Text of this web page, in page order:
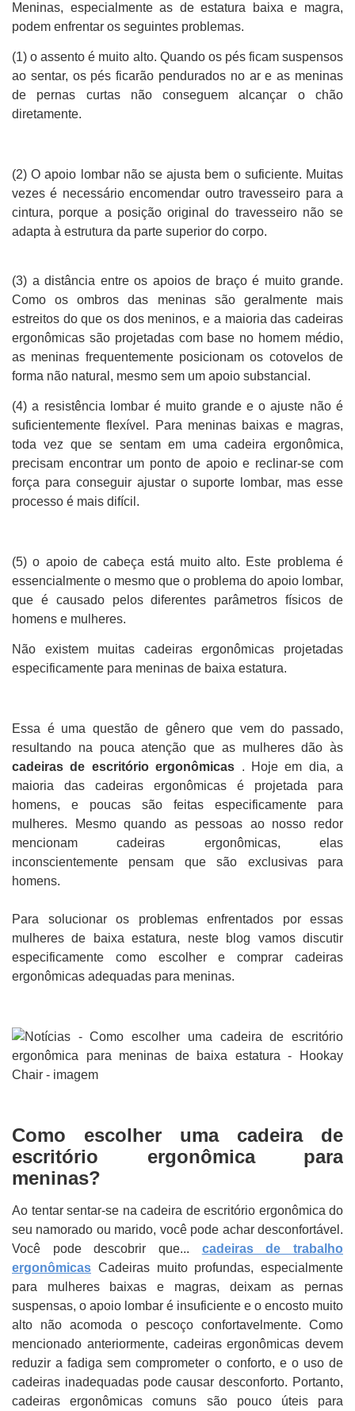
Meninas, especialmente as de estatura baixa e magra,
podem enfrentar os seguintes problemas.
(1) o assento é muito alto. Quando os pés ficam suspensos
ao sentar, os pés ficarão pendurados no ar e as meninas
de pernas curtas não conseguem alcançar o chão
diretamente.
(2) O apoio lombar não se ajusta bem o suficiente. Muitas
vezes é necessário encomendar outro travesseiro para a
cintura, porque a posição original do travesseiro não se
adapta à estrutura da parte superior do corpo.
(3) a distância entre os apoios de braço é muito grande.
Como os ombros das meninas são geralmente mais
estreitos do que os dos meninos, e a maioria das cadeiras
ergonômicas são projetadas com base no homem médio,
as meninas frequentemente posicionam os cotovelos de
forma não natural, mesmo sem um apoio substancial.
(4) a resistência lombar é muito grande e o ajuste não é
suficientemente flexível. Para meninas baixas e magras,
toda vez que se sentam em uma cadeira ergonômica,
precisam encontrar um ponto de apoio e reclinar-se com
força para conseguir ajustar o suporte lombar, mas esse
processo é mais difícil.
(5) o apoio de cabeça está muito alto. Este problema é
essencialmente o mesmo que o problema do apoio lombar,
que é causado pelos diferentes parâmetros físicos de
homens e mulheres.
Não existem muitas cadeiras ergonômicas projetadas
especificamente para meninas de baixa estatura.
Essa é uma questão de gênero que vem do passado,
resultando na pouca atenção que as mulheres dão às
cadeiras de escritório ergonômicas . Hoje em dia, a
maioria das cadeiras ergonômicas é projetada para
homens, e poucas são feitas especificamente para
mulheres. Mesmo quando as pessoas ao nosso redor
mencionam cadeiras ergonômicas, elas
inconscientemente pensam que são exclusivas para
homens.
Para solucionar os problemas enfrentados por essas
mulheres de baixa estatura, neste blog vamos discutir
especificamente como escolher e comprar cadeiras
ergonômicas adequadas para meninas.
Como escolher uma cadeira de
escritório ergonômica para
meninas?
Ao tentar sentar-se na cadeira de escritório ergonômica do
seu namorado ou marido, você pode achar desconfortável.
Você pode descobrir que...
cadeiras de trabalho
ergonômicas Cadeiras muito profundas, especialmente
para mulheres baixas e magras, deixam as pernas
suspensas, o apoio lombar é insuficiente e o encosto muito
alto não acomoda o pescoço confortavelmente. Como
mencionado anteriormente, cadeiras ergonômicas devem
reduzir a fadiga sem comprometer o conforto, e o uso de
cadeiras inadequadas pode causar desconforto. Portanto,
cadeiras ergonômicas comuns são pouco úteis para